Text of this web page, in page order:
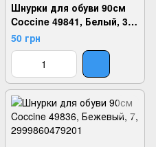
Шнурки для обуви 90см
Coccine 49841, Белый, 3,
2999860479263
50 грн